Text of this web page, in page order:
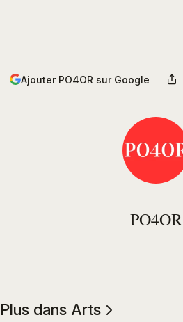
Ajouter PO4OR sur Google
PO4OR
Plus dans Arts